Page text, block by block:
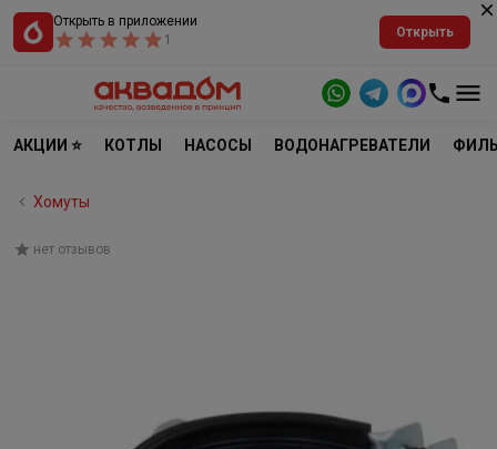
Открыть в приложении
1
Открыть
АКЦИИ ⭐ КОТЛЫ НАСОСЫ ВОДОНАГРЕВАТЕЛИ
Хомуты
нет отзывов